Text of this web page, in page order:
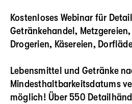
Kostenloses Webinar für
Getränkehandel,
Drogerien, Käsereien,
Lebensmittel und Getränke
Mindesthaltbarkeitsdatums
möglich! Über 550